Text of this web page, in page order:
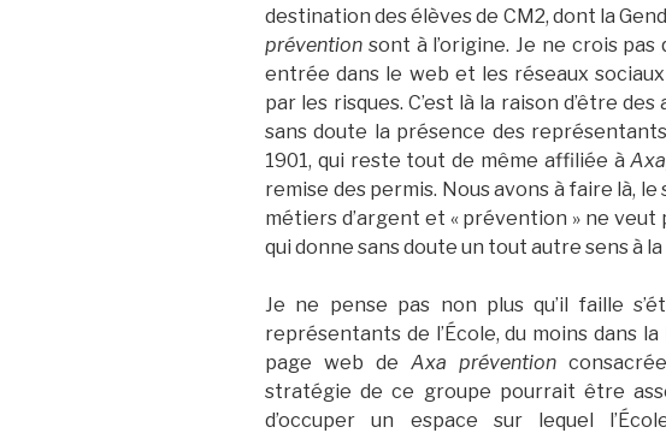
destination des élèves de CM2, dont la
prévention sont à l’origine. Je ne crois pas
entrée dans le web et les réseaux
par les risques. C’est là la raison d’être
sans doute la présence des
1901, qui reste tout de même affiliée à
remise des permis. Nous avons à faire là,
métiers d’argent et « prévention » ne
qui donne sans doute un tout autre sens à
Je ne pense pas non plus qu’il faille
représentants de l’École, du moins dans
page web de Axa prévention
stratégie de ce groupe pourrait être
d’occuper un espace sur lequel